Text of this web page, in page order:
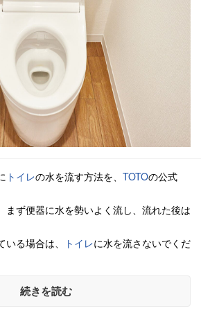
トイレの水を流す方法を、 TOTOの公式
まず便器に水を勢いよく流し、流れた後は
いる場合は、
トイレに水を流さないでくだ
続きを読む